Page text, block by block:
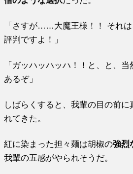
「さすが……大魔王様！！ それ
評判ですよ！」
「ガッハッハッハ！！と、と、当
あるぞ」
しばらくすると、我輩の目の前
れてきた。
紅に染まった担々麺は胡椒の強烈
我輩の五感がやられそうだ。